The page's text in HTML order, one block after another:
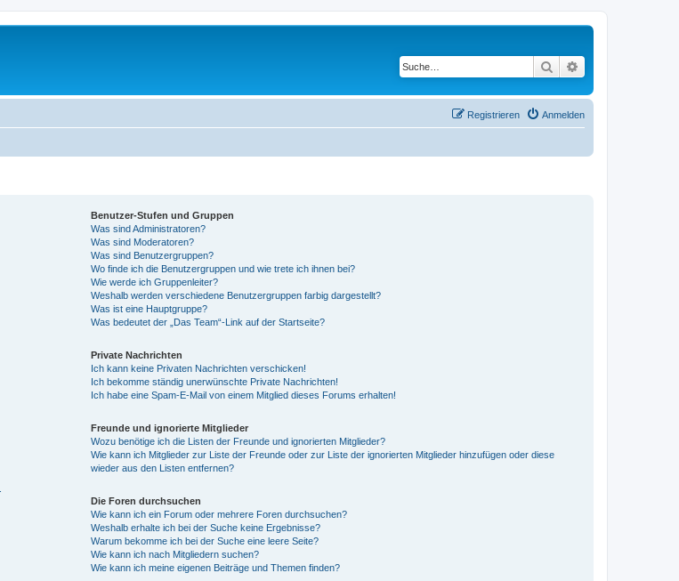
Suche
Anmelden
Registrieren
Benutzer-Stufen und Gruppen
Was sind Administratoren?
Was sind Moderatoren?
Was sind Benutzergruppen?
Wo finde ich die Benutzergruppen und wie trete ich ihnen bei?
Wie werde ich Gruppenleiter?
Weshalb werden verschiedene Benutzergruppen farbig dargestellt?
Was ist eine Hauptgruppe?
Was bedeutet der „Das Team“-Link auf der Startseite?
Private Nachrichten
Ich kann keine Privaten Nachrichten verschicken!
Ich bekomme ständig unerwünschte Private Nachrichten!
Ich habe eine Spam-E-Mail von einem Mitglied dieses Forums erhalten!
Freunde und ignorierte Mitglieder
Wozu benötige ich die Listen der Freunde und ignorierten Mitglieder?
Wie kann ich Mitglieder zur Liste der Freunde oder zur Liste der ignorierten Mitglieder hinzufügen oder diese
wieder aus den Listen entfernen?
Die Foren durchsuchen
Wie kann ich ein Forum oder mehrere Foren durchsuchen?
Weshalb erhalte ich bei der Suche keine Ergebnisse?
Warum bekomme ich bei der Suche eine leere Seite?
Wie kann ich nach Mitgliedern suchen?
Wie kann ich meine eigenen Beiträge und Themen finden?